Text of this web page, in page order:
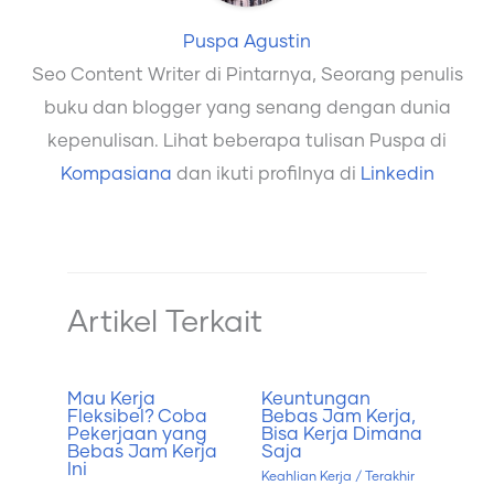
Puspa Agustin
Seo Content Writer di Pintarnya, Seorang penulis
buku dan blogger yang senang dengan dunia
kepenulisan. Lihat beberapa tulisan Puspa di
Kompasiana dan ikuti profilnya di Linkedin
Artikel Terkait
Mau Kerja
Fleksibel? Coba
Pekerjaan yang
Bebas Jam Kerja
Ini
Keuntungan
Bebas Jam Kerja,
Bisa Kerja Dimana
Saja
Keahlian Kerja / Terakhir